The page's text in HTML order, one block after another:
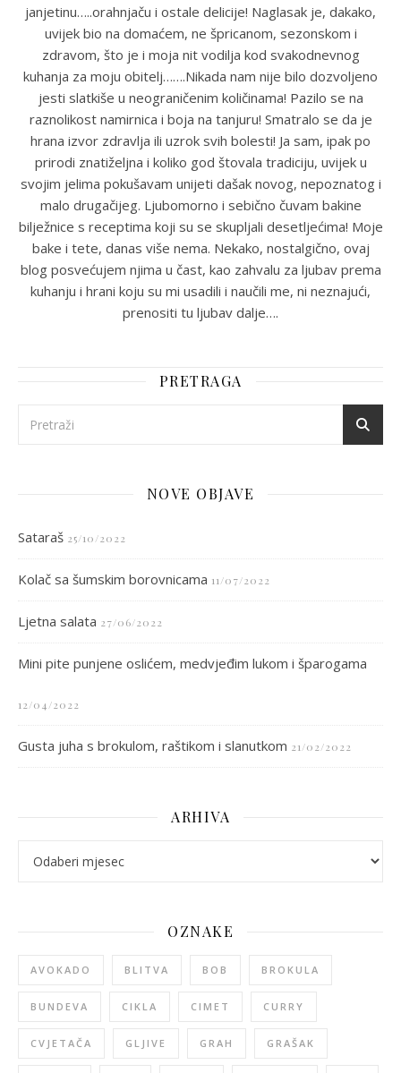
janjetinu…..orahnjaču i ostale delicije! Naglasak je, dakako,
uvijek bio na domaćem, ne špricanom, sezonskom i
zdravom, što je i moja nit vodilja kod svakodnevnog
kuhanja za moju obitelj…….Nikada nam nije bilo dozvoljeno
jesti slatkiše u neograničenim količinama! Pazilo se na
raznolikost namirnica i boja na tanjuru! Smatralo se da je
hrana izvor zdravlja ili uzrok svih bolesti! Ja sam, ipak po
prirodi znatiželjna i koliko god štovala tradiciju, uvijek u
svojim jelima pokušavam unijeti dašak novog, nepoznatog i
malo drugačijeg. Ljubomorno i sebično čuvam bakine
bilježnice s receptima koji su se skupljali desetljećima! Moje
bake i tete, danas više nema. Nekako, nostalgično, ovaj
blog posvećujem njima u čast, kao zahvalu za ljubav prema
kuhanju i hrani koju su mi usadili i naučili me, ni neznajući,
prenositi tu ljubav dalje….
PRETRAGA
NOVE OBJAVE
Sataraš 25/10/2022
Kolač sa šumskim borovnicama 11/07/2022
Ljetna salata 27/06/2022
Mini pite punjene oslićem, medvjeđim lukom i šparogama
12/04/2022
Gusta juha s brokulom, raštikom i slanutkom 21/02/2022
ARHIVA
OZNAKE
AVOKADO BLITVA BOB BROKULA
BUNDEVA CIKLA CIMET CURRY
CVJETAČA GLJIVE GRAH GRAŠAK